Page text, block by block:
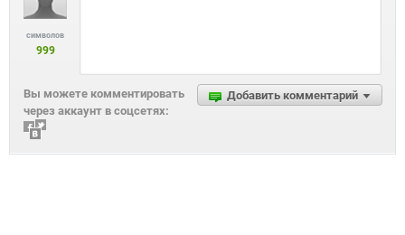
символов
999
Добавить комментарий
Вы можете комментировать
через аккаунт в соцсетях: